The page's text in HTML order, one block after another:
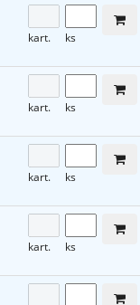
kart. ks
kart. ks
kart. ks
kart. ks